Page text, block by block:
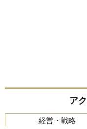
ア
経営・戦略